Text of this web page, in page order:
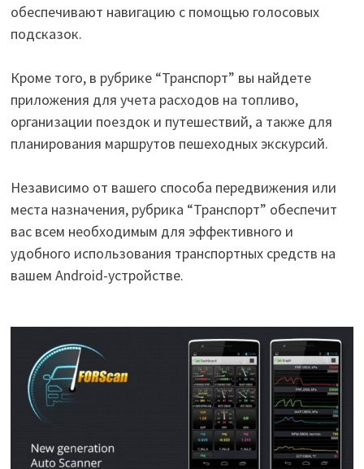
обеспечивают навигацию с помощью голосовых
подсказок.
Кроме того, в рубрике “Транспорт” вы найдете
приложения для учета расходов на топливо,
организации поездок и путешествий, а также для
планирования маршрутов пешеходных экскурсий.
Независимо от вашего способа передвижения или
места назначения, рубрика “Транспорт” обеспечит
вас всем необходимым для эффективного и
удобного использования транспортных средств на
вашем Android-устройстве.